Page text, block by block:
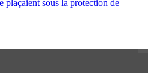
plaçaient sous la protection de